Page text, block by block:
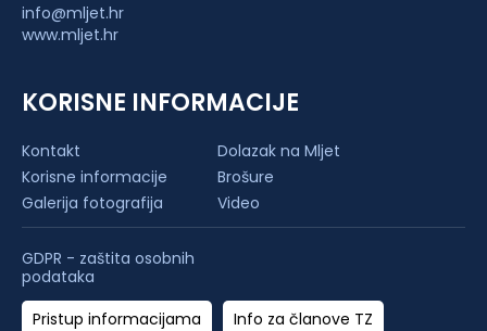
info@mljet.hr
www.mljet.hr
KORISNE INFORMACIJE
Kontakt
Dolazak na Mljet
Korisne informacije
Brošure
Galerija fotografija
Video
GDPR - zaštita osobnih
podataka
Pristup informacijama
Info za članove TZ